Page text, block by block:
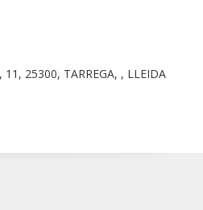
11, 25300, TARREGA, , LLEIDA